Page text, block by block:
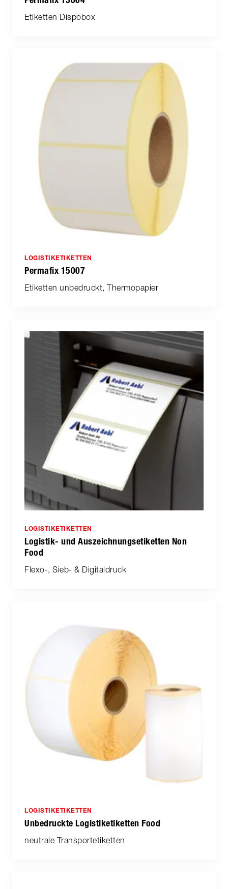
Etiketten Dispobox
LOGISTIKETIKETTEN
Permafix 15007
Etiketten unbedruckt, Thermopapier
LOGISTIKETIKETTEN
Logistik- und Auszeichnungsetiketten Non
Food
Flexo-, Sieb- & Digitaldruck
LOGISTIKETIKETTEN
Unbedruckte Logistiketiketten Food
neutrale Transportetiketten